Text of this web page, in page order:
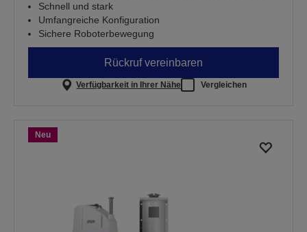
Schnell und stark
Umfangreiche Konfiguration
Sichere Roboterbewegung
Rückruf vereinbaren
Verfügbarkeit in Ihrer Nähe Vergleichen
Neu